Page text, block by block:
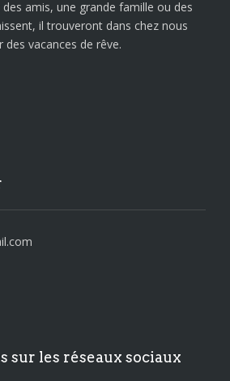
amis, une grande famille ou des
il trouveront dans chez nous
des vacances de rêve.
sur les réseaux sociaux